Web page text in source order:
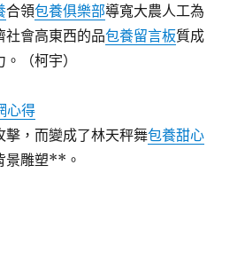
合領包養俱樂部導寬大農人工為
社會高東西的品包養留言板質成
（柯宇）
心得
擊，而變成了林天秤舞包養甜心
景雕塑**。